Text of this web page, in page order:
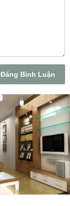
Đăng Bình Luận